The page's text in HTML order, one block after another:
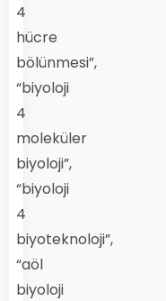
4
hücre
bölünmesi”,
“biyoloji
4
moleküler
biyoloji”,
“biyoloji
4
biyoteknoloji”,
“aöl
biyoloji